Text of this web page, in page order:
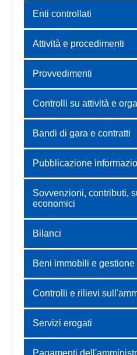
Enti controllati
Attività e procedimenti
Provvedimenti
Controlli su attività e
Bandi di gara e contratti
Pubblicazione
Sovvenzioni, contributi,
economici
Bilanci
Beni immobili e
Controlli e rilievi
Servizi erogati
Pagamenti